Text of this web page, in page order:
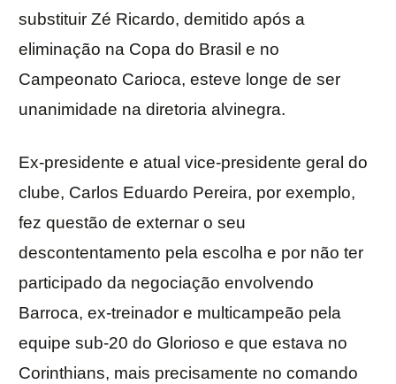
substituir Zé Ricardo, demitido após a
eliminação na Copa do Brasil e no
Campeonato Carioca, esteve longe de ser
unanimidade na diretoria alvinegra.
Ex-presidente e atual vice-presidente geral do
clube, Carlos Eduardo Pereira, por exemplo,
fez questão de externar o seu
descontentamento pela escolha e por não ter
participado da negociação envolvendo
Barroca, ex-treinador e multicampeão pela
equipe sub-20 do Glorioso e que estava no
Corinthians, mais precisamente no comando